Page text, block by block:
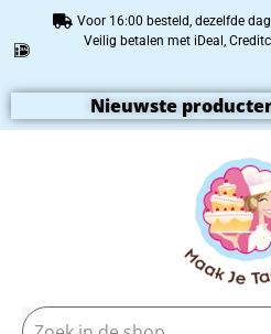
Voor 16:00 besteld, dezelfde
Veilig betalen met iDeal,
Nieuwste